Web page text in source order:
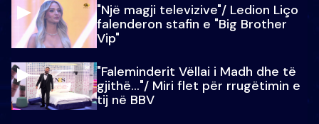
"Një magji televizive"/ Ledion Liço
falenderon stafin e "Big Brother
Vip"
"Faleminderit Vëllai i Madh dhe të
gjithë…"/ Miri flet për rrugëtimin e
tij në BBV